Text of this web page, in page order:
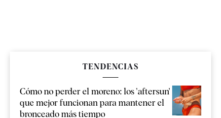
TENDENCIAS
Cómo no perder el moreno: los 'aftersun'
que mejor funcionan para mantener el
bronceado más tiempo